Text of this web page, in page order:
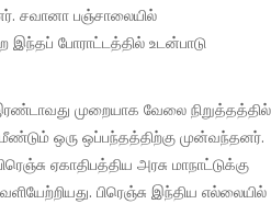
சவானா பஞ்சாலையில்
இந்தப் போராட்டத்தில் உடன்பாடு
ஒரு ஒப்பந்தத்திற்கு முன்வந்தனர்.
ஏகாதிபத்திய அரசு மாநாட்டுக்கு
பிரெஞ்சு இந்திய எல்லையில்